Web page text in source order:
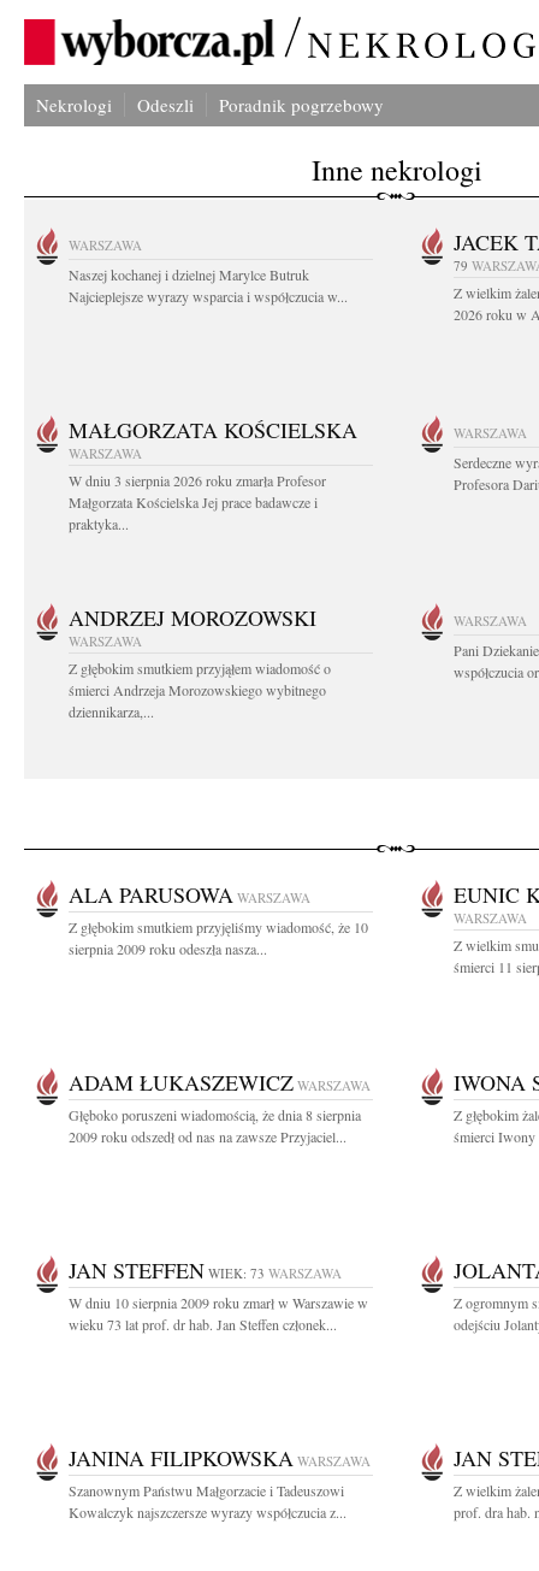
Nekrologi Odeszli Poradnik pogrzebowy
Inne nekrologi
WARSZAWA
Naszej kochanej i dzielnej Marylce Butruk
Najcieplejsze wyrazy wsparcia i współczucia w...
JACEK
79
Z wielkim
2026 roku w
MAŁGORZATA KOŚCIELSKA
WARSZAWA
W dniu 3 sierpnia 2026 roku zmarła Profesor
Małgorzata Kościelska Jej prace badawcze i
praktyka...
WARSZAWA
Serdeczne
Profesora
ANDRZEJ MOROZOWSKI
WARSZAWA
Z głębokim smutkiem przyjąłem wiadomość o
śmierci Andrzeja Morozowskiego wybitnego
dziennikarza,...
WARSZAWA
Pani
współczucia
ALA PARUSOWA WARSZAWA
Z głębokim smutkiem przyjęliśmy wiadomość, że 10
sierpnia 2009 roku odeszła nasza...
EUNIC
WARSZAWA
Z wielkim
śmierci 11
ADAM ŁUKASZEWICZ WARSZAWA
Głęboko poruszeni wiadomością, że dnia 8 sierpnia
2009 roku odszedł od nas na zawsze Przyjaciel...
IWONA
Z głębokim
śmierci Iwony
JAN STEFFEN WIEK: 73 WARSZAWA
W dniu 10 sierpnia 2009 roku zmarł w Warszawie w
wieku 73 lat prof. dr hab. Jan Steffen członek...
Z ogromnym
odejściu
JANINA FILIPKOWSKA WARSZAWA
Szanownym Państwu Małgorzacie i Tadeuszowi
Kowalczyk najszczersze wyrazy współczucia z...
JAN
Z wielkim
prof. dra hab.